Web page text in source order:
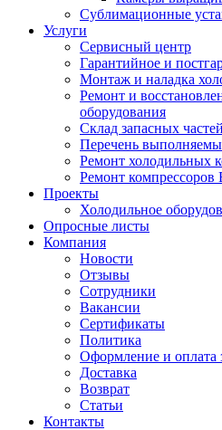
Сублимационные
Услуги
Сервисный центр
Гарантийное и
Монтаж и наладка
Ремонт и
оборудования
Склад запасных частей
Перечень
Ремонт холодильных
Ремонт компрессоров
Проекты
Холодильное
Опросные листы
Компания
Новости
Отзывы
Сотрудники
Вакансии
Сертификаты
Политика
Оформление и оплата
Доставка
Возврат
Статьи
Контакты